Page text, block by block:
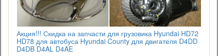
Акция!!! Скидка на запчасти для грузовика Hyundai HD72
HD78 для автобуса Hyundai County для двигателя D4DD
D4DB D4AL D4AE